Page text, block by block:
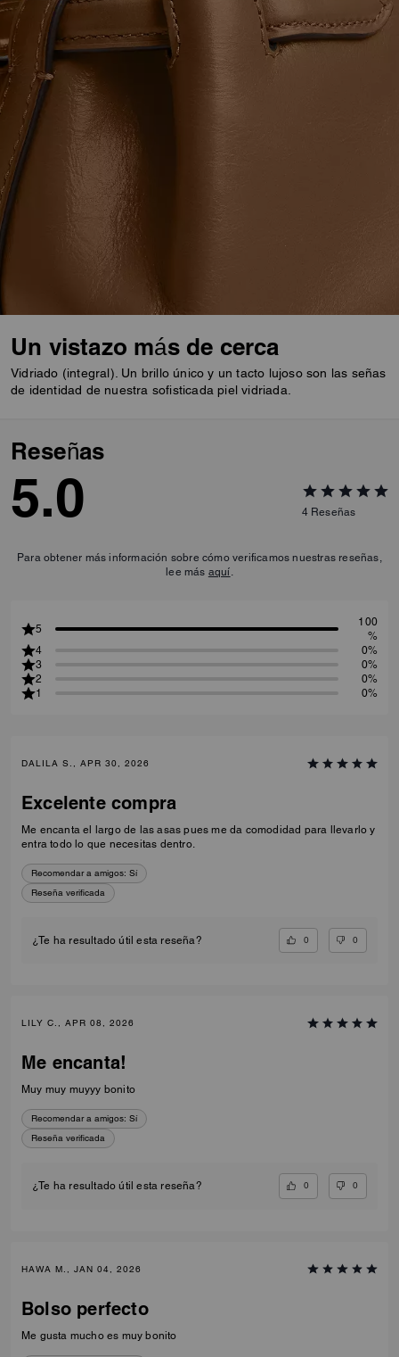
Un vistazo más de cerca
Vidriado (integral). Un brillo único y un tacto lujoso son las señas
de identidad de nuestra sofisticada piel vidriada.
Reseñas
5.0 4 Reseñas
Para obtener más información sobre cómo verificamos nuestras reseñas,
lee más aquí
5
100
%
4
0%
3
0%
2
0%
1
0%
DALILA S., APR 30, 2026
Excelente compra
Me encanta el largo de las asas pues me da comodidad para llevarlo y
entra todo lo que necesitas dentro.
Recomendar a amigos: Sí
Reseña verificada
¿Te ha resultado útil esta reseña? 0 0
LILY C., APR 08, 2026
Me encanta!
Muy muy muyyy bonito
Recomendar a amigos: Sí
Reseña verificada
¿Te ha resultado útil esta reseña? 0 0
HAWA M., JAN 04, 2026
Bolso perfecto
Me gusta mucho es muy bonito